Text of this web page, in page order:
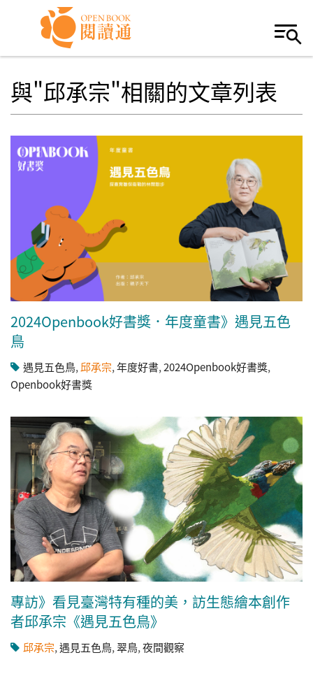
Skip to navigation
移至主內容
與"邱承宗"相關的文章列表
2024Openbook好書獎．年度童書》遇見五色
鳥
遇見五色鳥, 邱承宗,年度好書,2024Openbook好書獎,
Openbook好書獎
專訪》看見臺灣特有種的美，訪生態繪本創作
者邱承宗《遇見五色鳥》
邱承宗,遇見五色鳥,翠鳥,夜間觀察